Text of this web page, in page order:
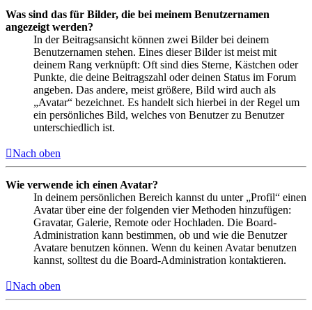
Was sind das für Bilder, die bei meinem Benutzernamen
angezeigt werden?
In der Beitragsansicht können zwei Bilder bei deinem
Benutzernamen stehen. Eines dieser Bilder ist meist mit
deinem Rang verknüpft: Oft sind dies Sterne, Kästchen oder
Punkte, die deine Beitragszahl oder deinen Status im Forum
angeben. Das andere, meist größere, Bild wird auch als
„Avatar“ bezeichnet. Es handelt sich hierbei in der Regel um
ein persönliches Bild, welches von Benutzer zu Benutzer
unterschiedlich ist.
Nach oben
Wie verwende ich einen Avatar?
In deinem persönlichen Bereich kannst du unter „Profil“ einen
Avatar über eine der folgenden vier Methoden hinzufügen:
Gravatar, Galerie, Remote oder Hochladen. Die Board-
Administration kann bestimmen, ob und wie die Benutzer
Avatare benutzen können. Wenn du keinen Avatar benutzen
kannst, solltest du die Board-Administration kontaktieren.
Nach oben